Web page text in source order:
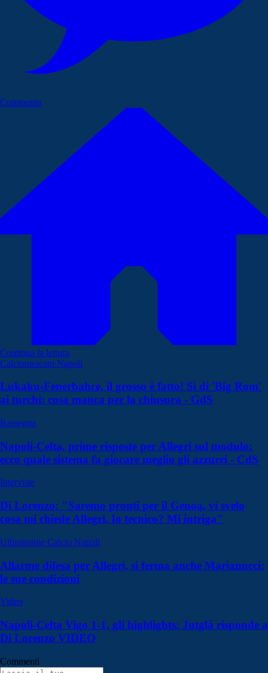
Commenta
Continua la lettura
Calciomercato Napoli
Lukaku-Fenerbahce, il grosso è fatto! Sì di 'Big Rom'
ai turchi: cosa manca per la chiusura - GdS
Rassegna
Napoli-Celta, prime risposte per Allegri sul modulo:
ecco quale sistema fa giocare meglio gli azzurri - CdS
Interviste
Di Lorenzo: "Saremo pronti per il Genoa, vi svelo
cosa mi chiede Allegri. Io tecnico? Mi intriga"
Ultimissime Calcio Napoli
Allarme difesa per Allegri, si ferma anche Marianucci:
le sue condizioni
Video
Napoli-Celta Vigo 1-1, gli highlights: Jutglà risponde a
Di Lorenzo VIDEO
Commenti